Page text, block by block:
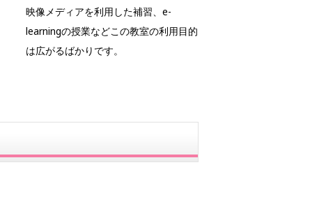
映像メディアを利用した補習、e-
learningの授業などこの教室の利用目的
は広がるばかりです。